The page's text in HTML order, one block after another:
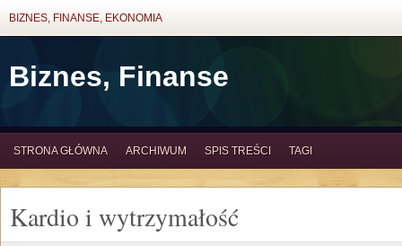
BIZNES, FINANSE, EKONOMIA
Biznes, Finanse
STRONA GŁÓWNA ARCHIWUM SPIS TREŚCI TAGI
Kardio i wytrzymałość